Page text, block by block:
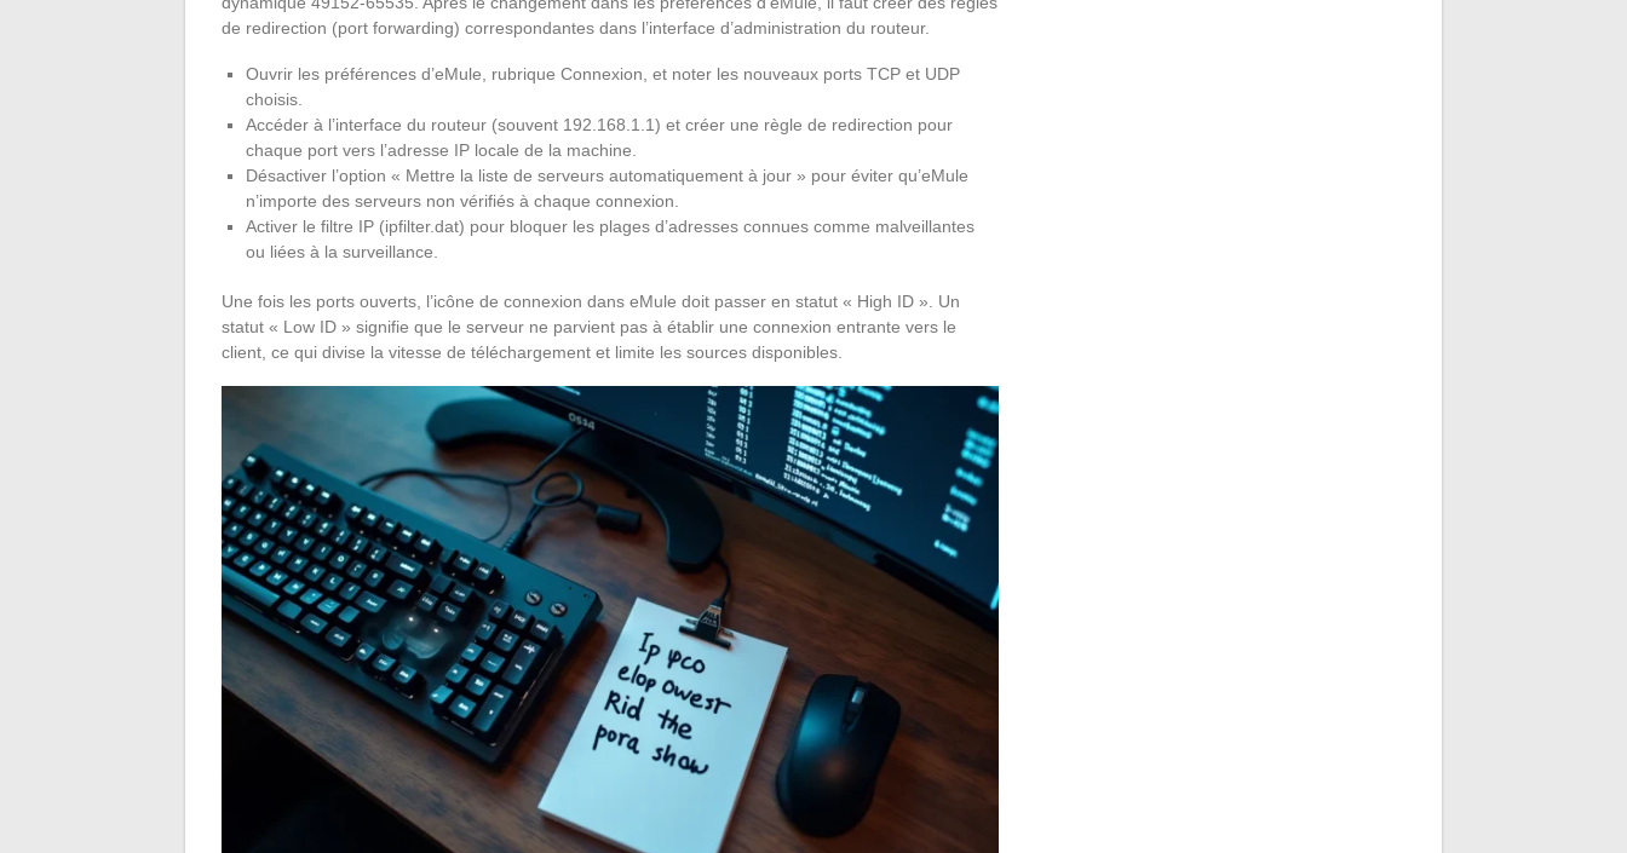
de redirection (port forwarding) correspondantes dans l’interface d’administration du routeur.
Ouvrir les préférences d’eMule, rubrique Connexion, et noter les nouveaux ports TCP et UDP
choisis.
Accéder à l’interface du routeur (souvent 192.168.1.1) et créer une règle de redirection pour
chaque port vers l’adresse IP locale de la machine.
Désactiver l’option « Mettre la liste de serveurs automatiquement à jour » pour éviter qu’eMule
n’importe des serveurs non vérifiés à chaque connexion.
Activer le filtre IP (ipfilter.dat) pour bloquer les plages d’adresses connues comme malveillantes
ou liées à la surveillance.
Une fois les ports ouverts, l’icône de connexion dans eMule doit passer en statut « High ID ». Un
statut « Low ID » signifie que le serveur ne parvient pas à établir une connexion entrante vers le
client, ce qui divise la vitesse de téléchargement et limite les sources disponibles.